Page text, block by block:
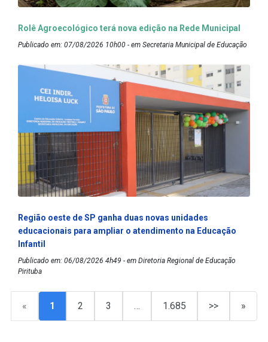
Rolê Agroecológico terá nova edição na Rede Municipal
Publicado em: 07/08/2026 10h00 - em Secretaria Municipal de Educação
Região oeste de SP ganha duas novas unidades
educacionais para ampliar o atendimento na Educação
Infantil
Publicado em: 06/08/2026 4h49 - em Diretoria Regional de Educação
Pirituba
« 1 2 3 … 1.685 >> »